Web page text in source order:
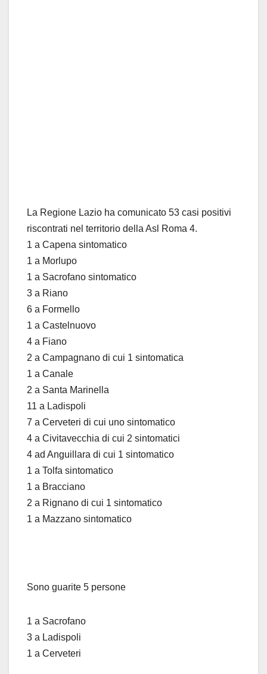
La Regione Lazio ha comunicato 53 casi positivi
riscontrati nel territorio della Asl Roma 4.
1 a Capena sintomatico
1 a Morlupo
1 a Sacrofano sintomatico
3 a Riano
6 a Formello
1 a Castelnuovo
4 a Fiano
2 a Campagnano di cui 1 sintomatica
1 a Canale
2 a Santa Marinella
11 a Ladispoli
7 a Cerveteri di cui uno sintomatico
4 a Civitavecchia di cui 2 sintomatici
4 ad Anguillara di cui 1 sintomatico
1 a Tolfa sintomatico
1 a Bracciano
2 a Rignano di cui 1 sintomatico
1 a Mazzano sintomatico
Sono guarite 5 persone
1 a Sacrofano
3 a Ladispoli
1 a Cerveteri